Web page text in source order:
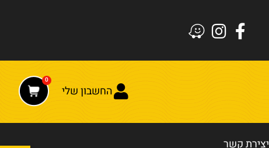
החשבון שלי
0
יצירת קשר